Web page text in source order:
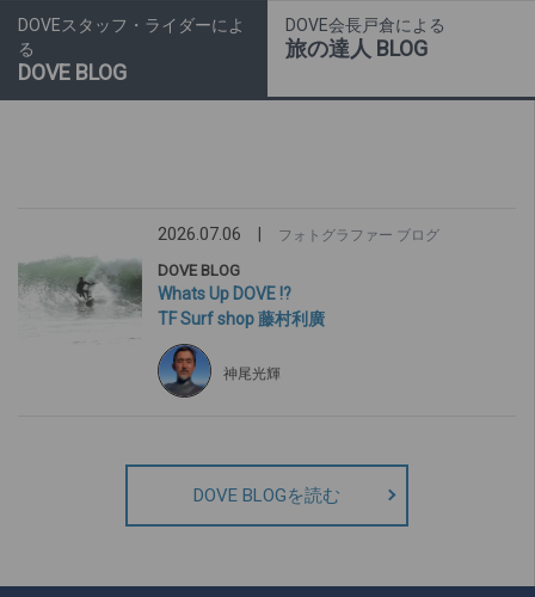
DOVEスタッフ・ライダーによ
る
DOVE BLOG
DOVE会長戸倉による
旅の達人 BLOG
2026.07.06 フォトグラファー ブログ
DOVE BLOG
Whats Up DOVE !?
TF Surf shop 藤村利廣
神尾光輝
DOVE BLOGを読む